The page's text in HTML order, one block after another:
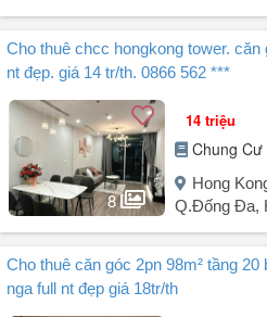
Người đăng: Lê Lựu
(19 tin đăng)
Cho thuê căn hộ chung cư Hongkong
Nhà có full đầy đủ nội thất sang xịn.
Gia chủ muốn cho thuê lâu dài.
Giá thuê 24 triệu/tháng.
LH: .
Cho thuê chcc hongkong tower. căn
nt đẹp. giá 14 tr/th. 0866 562 ***
8
14 triệu
Chung Cư
Hong
Q.Đống Đa,
Người đăng: Lê Lựu (19 tin đăng)
Cho thuê căn hộ chung cư Hongkong
Cho thuê căn góc 2pn 98m² tầng
nga full nt đẹp giá 18tr/th